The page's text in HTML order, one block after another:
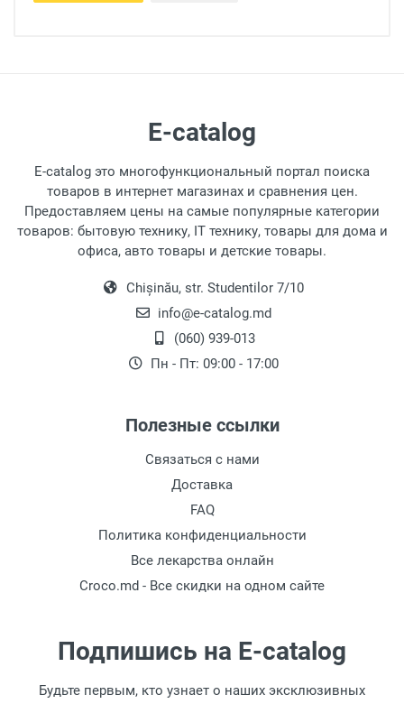
E-catalog
E-catalog это многофункциональный портал поиска
товаров в интернет магазинах и сравнения цен.
Предоставляем цены на самые популярные категории
товаров: бытовую технику, IT технику, товары для дома и
офиса, авто товары и детские товары.
Chișinău, str. Studentilor 7/10
info@e-catalog.md
(060) 939-013
Пн - Пт: 09:00 - 17:00
Полезные ссылки
Связаться с нами
Доставка
FAQ
Политика конфиденциальности
Все лекарства онлайн
Croco.md - Все скидки на одном сайте
Подпишись на E-catalog
Будьте первым, кто узнает о наших эксклюзивных